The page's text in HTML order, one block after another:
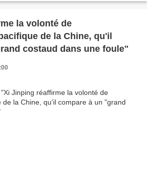
la volonté de
de la Chine, qu'il
costaud dans une foule"